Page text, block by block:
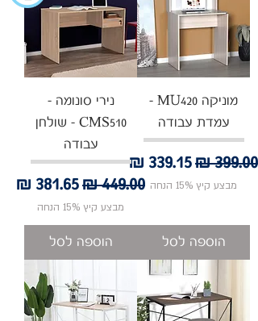
מוניקה MU420 -
עמדת עבודה
מחיר רגילמחיר מבצע
מבצע קיץ 15% הנחה
הוספה לסל
נירי סונומה -
CMS510 - שולחן
עבודה
מחיר רגילמחיר
מבצע קיץ 15% הנחה
הוספה לסל